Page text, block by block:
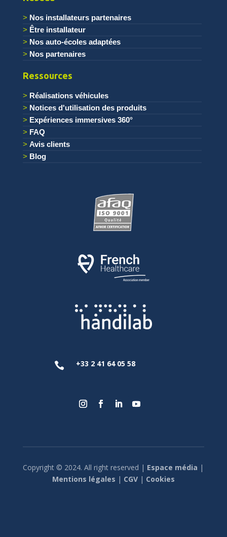
Nos installateurs partenaires
Être installateur
Nos auto-écoles adaptées
Nos partenaires
Ressources
Réalisations véhicules
Notices d'utilisation des produits
Expériences immersives 360°
FAQ
Avis clients
Blog
 +33 2 41 64 05 58
Copyright © 2024. All right reserved | Espace média |
Mentions légales | CGV| Cookies